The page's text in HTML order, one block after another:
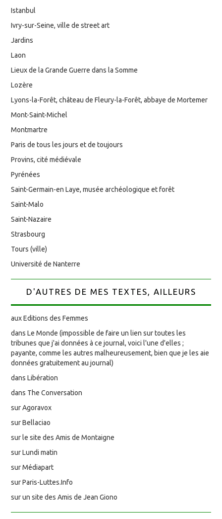
Istanbul
Ivry-sur-Seine, ville de street art
Jardins
Laon
Lieux de la Grande Guerre dans la Somme
Lozère
Lyons-la-Forêt, château de Fleury-la-Forêt, abbaye de Mortemer
Mont-Saint-Michel
Montmartre
Paris de tous les jours et de toujours
Provins, cité médiévale
Pyrénées
Saint-Germain-en Laye, musée archéologique et forêt
Saint-Malo
Saint-Nazaire
Strasbourg
Tours (ville)
Université de Nanterre
D'AUTRES DE MES TEXTES, AILLEURS
aux Editions des Femmes
dans Le Monde (impossible de faire un lien sur toutes les
tribunes que j'ai données à ce journal, voici l'une d'elles ;
payante, comme les autres malheureusement, bien que je les aie
données gratuitement au journal)
dans Libération
dans The Conversation
sur Agoravox
sur Bellaciao
sur le site des Amis de Montaigne
sur Lundi matin
sur Médiapart
sur Paris-Luttes.Info
sur un site des Amis de Jean Giono